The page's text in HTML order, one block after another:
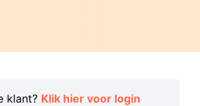
klant? Klik hier voor login